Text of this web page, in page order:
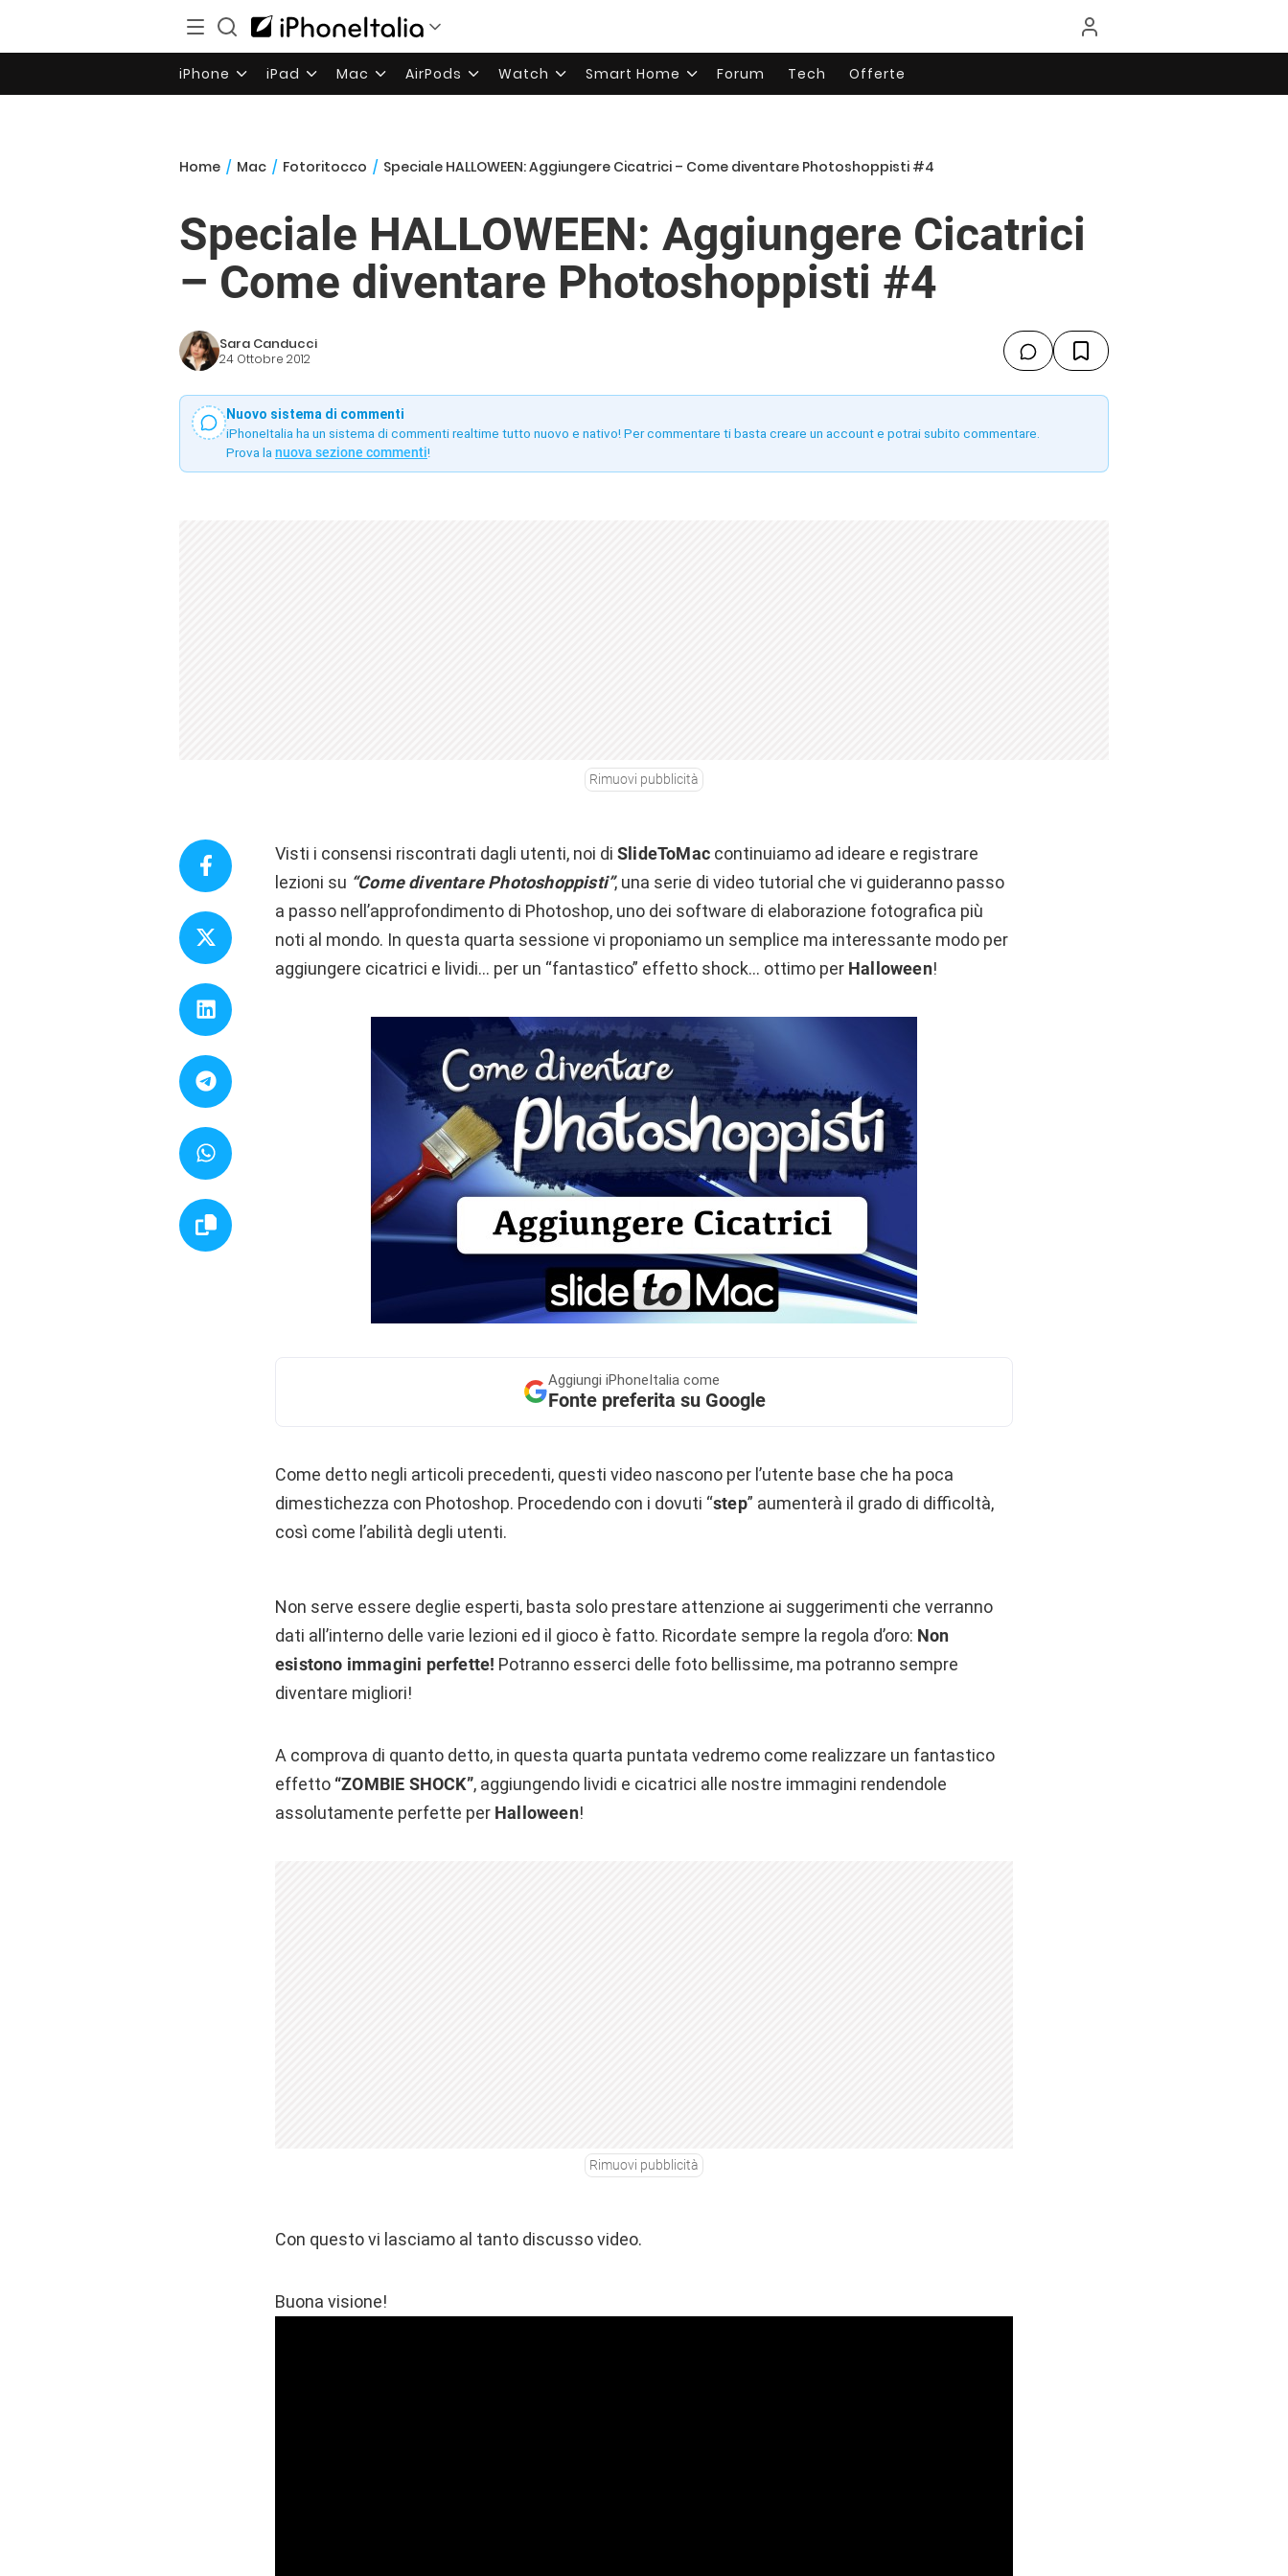
iPhone iPad Mac AirPods Watch Smart Home Forum Tech Offerte
Home / Mac / Fotoritocco / Speciale HALLOWEEN: Aggiungere Cicatrici – Come diventare Photoshoppisti #4
Speciale HALLOWEEN: Aggiungere Cicatrici
– Come diventare Photoshoppisti #4
Sara Canducci
24 Ottobre 2012
Nuovo sistema di commenti
iPhoneItalia ha un sistema di commenti realtime tutto nuovo e nativo! Per commentare ti basta creare un account e potrai subito commentare.
Prova la nuova sezione commenti!
Rimuovi pubblicità
Visti i consensi riscontrati dagli utenti, noi di SlideToMac continuiamo ad ideare e registrare
lezioni su “Come diventare Photoshoppisti”, una serie di video tutorial che vi guideranno passo
a passo nell’approfondimento di Photoshop, uno dei software di elaborazione fotografica più
noti al mondo. In questa quarta sessione vi proponiamo un semplice ma interessante modo per
aggiungere cicatrici e lividi… per un “fantastico” effetto shock… ottimo per Halloween!
Aggiungi iPhoneItalia come
Fonte preferita su Google
Come detto negli articoli precedenti, questi video nascono per l’utente base che ha poca
dimestichezza con Photoshop. Procedendo con i dovuti “step” aumenterà il grado di difficoltà,
così come l’abilità degli utenti.
Non serve essere deglie esperti, basta solo prestare attenzione ai suggerimenti che verranno
dati all’interno delle varie lezioni ed il gioco è fatto. Ricordate sempre la regola d’oro: Non
esistono immagini perfette! Potranno esserci delle foto bellissime, ma potranno sempre
diventare migliori!
A comprova di quanto detto, in questa quarta puntata vedremo come realizzare un fantastico
effetto “ZOMBIE SHOCK”, aggiungendo lividi e cicatrici alle nostre immagini rendendole
assolutamente perfette per Halloween!
Rimuovi pubblicità
Con questo vi lasciamo al tanto discusso video.
Buona visione!